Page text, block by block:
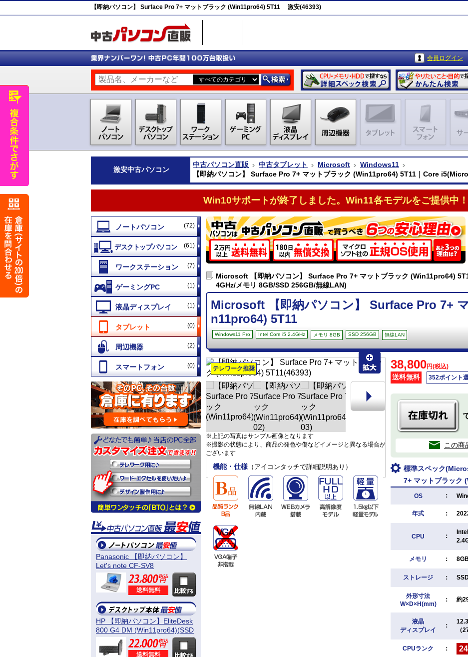
【即納パソコン】 Surface Pro 7+ マットブラック (Win11pro64) 5T11 激安(46393)
会員ログイン
激安中古パソコン
中古パソコン直販 中古タブレット Microsoft
Windows11
【即納パソコン】 Surface Pro 7+ マットブラック (Win11pro64) 5T11｜Core
Win10サポートが終了しました。Win11各モデルをご提供中！
(72)
(61)
(7)
(1)
(1)
(0)
(2)
(0)
Panasonic 【即納パソコン】
Let's note CF-SV8
(Win11pro64) 5N8
送料無料
HP 【即納パソコン】EliteDesk
800 G4 DM (Win11pro64)(SSD
新品) 5D8
送料無料
Microsoft 【即納パソコン】 Surface Pro 7+ マットブラック (Win11pro64)
4GHz/メモリ 8GB/SSD 256GB/無線LAN)
Microsoft 【即納パソコン】 Surface Pro 7+
n11pro64) 5T11
Windows11 Pro Intel Core i5 2.4GHz メモリ 8GB SSD 256GB 無線LAN
テレワーク推奨
※上記の写真はサンプル画像となります
※撮影の状態により、商品の発色や傷などイメージと異なる場合が
ございます
機能・仕様 （アイコンタッチで詳細説明あり）
38,800円(税込)
送料無料 352ポイント
この商
標準スペック
7+ マットブラック
OS ：
年式 ：
CPU ：
メモリ ： 8GB
ストレージ ：
外形寸法
W×D×H(mm)
： 約
液晶
ディスプレイ
：
（
CPUランク ： 24